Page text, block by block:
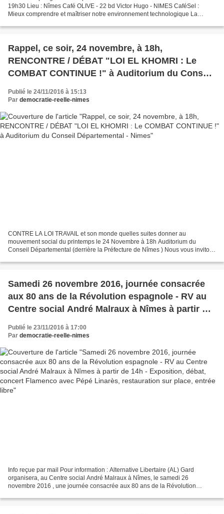
19h30 Lieu : Nîmes Café OLIVE - 22 bd Victor Hugo - NIMES CaféSel :
Mieux comprendre et maîtriser notre environnement technologique La
Rappel, ce soir, 24 novembre, à 18h,
RENCONTRE / DÉBAT "LOI EL KHOMRI : Le
COMBAT CONTINUE !" à Auditorium du Conseil
Publié le 24/11/2016 à 15:13
Par democratie-reelle-nimes
CONTRE LA LOI TRAVAIL et son monde quelles suites donner au
mouvement social du printemps le 24 Novembre à 18h Auditorium du
Conseil Départemental (derrière la Préfecture de Nîmes ) Nous vous invitons
Samedi 26 novembre 2016, journée consacrée
aux 80 ans de la Révolution espagnole - RV au
Centre social André Malraux à Nîmes à partir de
14h - Exposition, débat, concert Flamenco avec
Pépé Linarès, restauration sur place, entrée
Publié le 23/11/2016 à 17:00
Par democratie-reelle-nimes
Info reçue par mail Pour information : Alternative Libertaire (AL) Gard
organisera, au Centre social André Malraux à Nîmes, le samedi 26
novembre 2016 , une journée consacrée aux 80 ans de la Révolution